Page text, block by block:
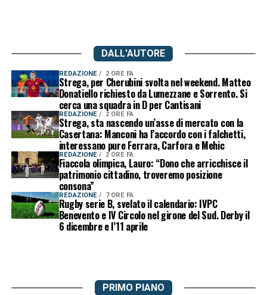
DALL'AUTORE
REDAZIONE 2 ORE FA
Strega, per Cherubini svolta nel weekend. Matteo
Donatiello richiesto da Lumezzane e Sorrento. Si
cerca una squadra in D per Cantisani
REDAZIONE 2 ORE FA
Strega, sta nascendo un’asse di mercato con la
Casertana: Manconi ha l’accordo con i falchetti,
interessano pure Ferrara, Carfora e Mehic
REDAZIONE 2 ORE FA
Fiaccola olimpica, Lauro: “Dono che arricchisce il
patrimonio cittadino, troveremo posizione
consona”
REDAZIONE 7 ORE FA
Rugby serie B, svelato il calendario: IVPC
Benevento e IV Circolo nel girone del Sud. Derby il
6 dicembre e l’11 aprile
PRIMO PIANO